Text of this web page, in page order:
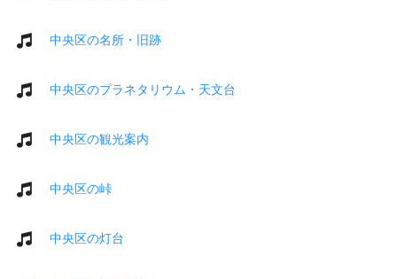
中央区の名所・旧跡
中央区のプラネタリウム・天文台
中央区の観光案内
中央区の峠
中央区の灯台